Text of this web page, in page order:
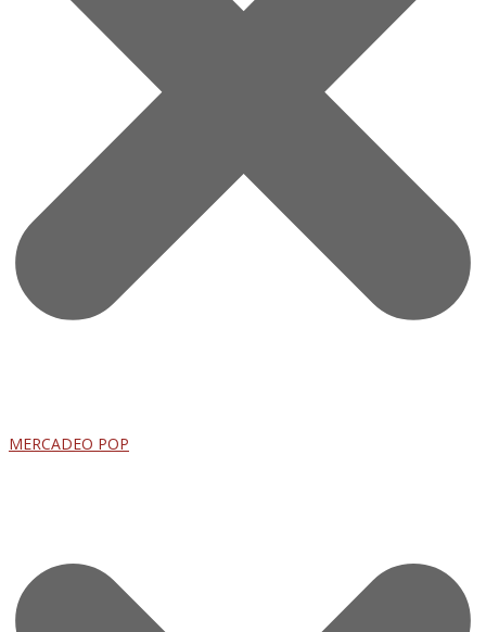
MERCADEO POP